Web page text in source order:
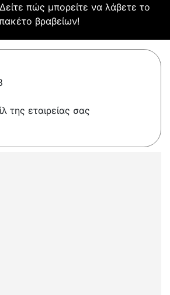
Δείτε πώς μπορείτε να λάβετε το
βραβείων!
της εταιρείας σας